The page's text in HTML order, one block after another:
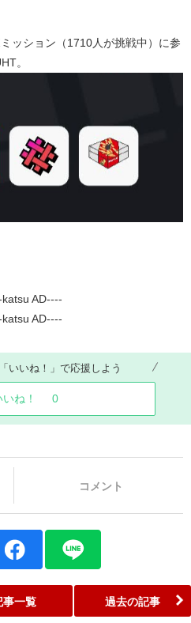
ッション（1710人が挑戦中）に参
。
AD----
AD----
いいね！」で応援しよう
いね！ 0
コメント
事一覧 過去の記事